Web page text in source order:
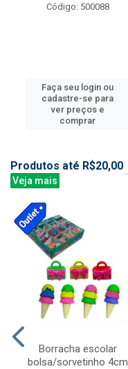
Código: 500088
Faça seu login ou
cadastre-se para
ver preços e
comprar
Produtos até R$20,00
Veja mais
Borracha escolar
bolsa/sorvetinho 4cm